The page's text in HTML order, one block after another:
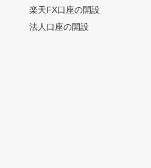
楽天FX口座の開設
法人口座の開設